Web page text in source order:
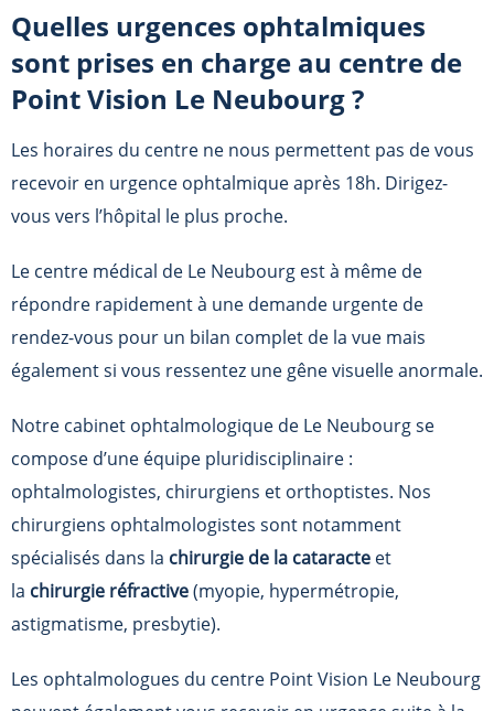
Quelles urgences ophtalmiques
sont prises en charge au centre de
Point Vision Le Neubourg?
Les horaires du centre ne nous permettent pas de vous
recevoir en urgence ophtalmique après 18h. Dirigez-
vous vers l’hôpital le plus proche.
Le centre médical de Le Neubourg est à même de
répondre rapidement à une demande urgente de
rendez-vous pour un bilan complet de la vue mais
également si vous ressentez une gêne visuelle anormale.
Notre cabinet ophtalmologique de Le Neubourg se
compose d’une équipe pluridisciplinaire :
ophtalmologistes, chirurgiens et orthoptistes. Nos
chirurgiens ophtalmologistes sont notamment
spécialisés dans la chirurgie de la cataracte et
la chirurgie réfractive(myopie, hypermétropie,
astigmatisme, presbytie).
Les ophtalmologues du centre Point Vision Le Neubourg